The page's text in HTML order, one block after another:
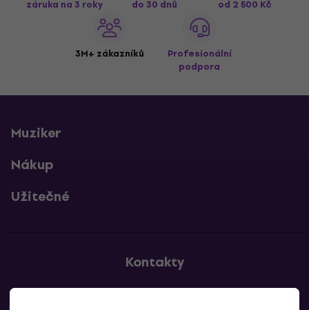
záruka na 3 roky
do 30 dnů
od 2 500 Kč
3M+ zákazníků
Profesionální
podpora
Muziker
Nákup
Užitečné
Kontakty